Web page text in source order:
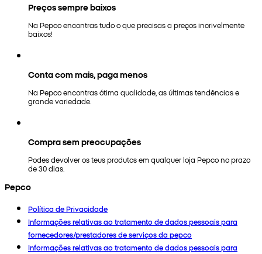
Preços sempre baixos
Na Pepco encontras tudo o que precisas a preços incrivelmente
baixos!
Conta com mais, paga menos
Na Pepco encontras ótima qualidade, as últimas tendências e
grande variedade.
Compra sem preocupações
Podes devolver os teus produtos em qualquer loja Pepco no prazo
de 30 dias.
Pepco
Política de Privacidade
Informações relativas ao tratamento de dados pessoais para
fornecedores/prestadores de serviços da pepco
Informações relativas ao tratamento de dados pessoais para